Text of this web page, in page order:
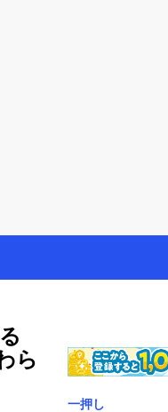
ら
一押し